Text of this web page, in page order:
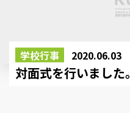
学校行事 2020.06.03
対面式を行いました。